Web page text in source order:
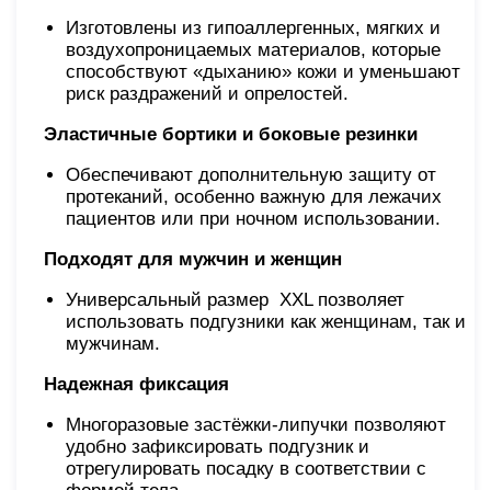
Изготовлены из гипоаллергенных, мягких и
воздухопроницаемых материалов, которые
способствуют «дыханию» кожи и уменьшают
риск раздражений и опрелостей.
Эластичные бортики и боковые резинки
Обеспечивают дополнительную защиту от
протеканий, особенно важную для лежачих
пациентов или при ночном использовании.
Подходят для мужчин и женщин
Универсальный размер ХXL позволяет
использовать подгузники как женщинам, так и
мужчинам.
Надежная фиксация
Многоразовые застёжки-липучки позволяют
удобно зафиксировать подгузник и
отрегулировать посадку в соответствии с